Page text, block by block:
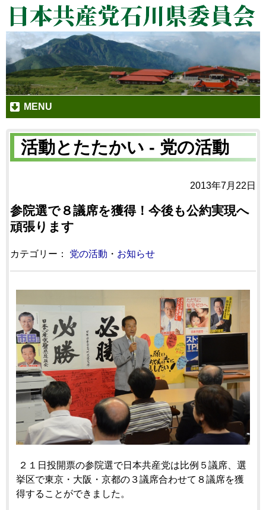
MENU
活動とたたかい - 党の活動
2013年7月22日
参院選で８議席を獲得！今後も公約実現へ
頑張ります
カテゴリー： 党の活動 ・ お知らせ
２１日投開票の参院選で日本共産党は比例５議席、選
挙区で東京・大阪・京都の３議席合わせて８議席を獲
得することができました。